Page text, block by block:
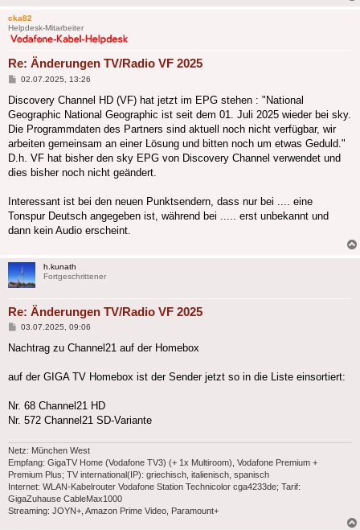
cka82
Helpdesk-Mitarbeiter
Re: Änderungen TV/Radio VF 2025
Beitrag
02.07.2025, 13:26
Discovery Channel HD (VF) hat jetzt im EPG stehen : "National
Geographic National Geographic ist seit dem 01. Juli 2025 wieder bei sky.
Die Programmdaten des Partners sind aktuell noch nicht verfügbar, wir
arbeiten gemeinsam an einer Lösung und bitten noch um etwas Geduld."
D.h. VF hat bisher den sky EPG von Discovery Channel verwendet und
dies bisher noch nicht geändert.
Interessant ist bei den neuen Punktsendern, dass nur bei .... eine
Tonspur Deutsch angegeben ist, während bei ..... erst unbekannt und
dann kein Audio erscheint.
h.kunath
Fortgeschrittener
Re: Änderungen TV/Radio VF 2025
Beitrag
03.07.2025, 09:06
Nachtrag zu Channel21 auf der Homebox
auf der GIGA TV Homebox ist der Sender jetzt so in die Liste einsortiert:
Nr. 68 Channel21 HD
Nr. 572 Channel21 SD-Variante
Netz: München West
Empfang: GigaTV Home (Vodafone TV3) (+ 1x Multiroom), Vodafone Premium +
Premium Plus; TV international(IP): griechisch, italienisch, spanisch
Internet: WLAN-Kabelrouter Vodafone Station Technicolor cga4233de; Tarif:
GigaZuhause CableMax1000
Streaming: JOYN+, Amazon Prime Video, Paramount+